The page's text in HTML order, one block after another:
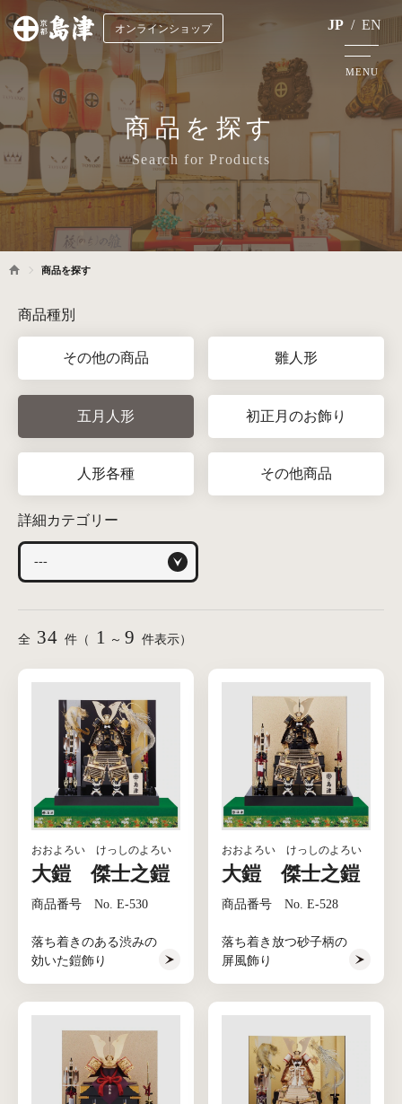
オンラインショップ JP / EN
MENU
商品を探す
Search for Products
商品を探す
商品種別
その他の商品 雛人形
五月人形 初正月のお飾り
人形各種 その他商品
詳細カテゴリー
全 34 件（ 1 ～ 9 件表示）
おおよろい けっしのよろい
大鎧 傑士之鎧
商品番号 No. E-530
落ち着きのある渋みの
効いた鎧飾り
おおよろい けっしのよろい
大鎧 傑士之鎧
商品番号 No. E-528
落ち着き放つ砂子柄の
屏風飾り